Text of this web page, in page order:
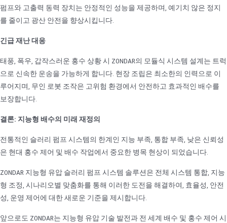
펌프와 고출력 동력 장치는 안정적인 성능을 제공하며, 예기치 않은 정지
를 줄이고 광산 안전을 향상시킵니다.
긴급 재난 대응
태풍, 폭우, 갑작스러운 홍수 상황 시 ZONDAR의 모듈식 시스템 설계는 트럭
으로 신속한 운송을 가능하게 합니다. 현장 조립은 최소한의 인력으로 이
루어지며, 무인 로봇 조작은 고위험 환경에서 안전하고 효과적인 배수를
보장합니다.
결론: 지능형 배수의 미래 재정의
전통적인 슬러리 펌프 시스템의 한계인 지능 부족, 통합 부족, 낮은 신뢰성
은 현대 홍수 제어 및 배수 작업에서 중요한 병목 현상이 되었습니다.
ZONDAR 지능형 유압 슬러리 펌프 시스템 솔루션은 전체 시스템 통합, 지능
형 조정, 시나리오별 맞춤화를 통해 이러한 도전을 해결하여, 효율성, 안전
성, 운영 제어에 대한 새로운 기준을 제시합니다.
앞으로도 ZONDAR는 지능형 유압 기술 발전과 전 세계 배수 및 홍수 제어 시